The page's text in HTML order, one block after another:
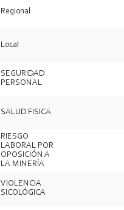
Regional
Local
SEGURIDAD
PERSONAL
SALUD FISICA
RIESGO
LABORAL POR
OPOSICIÓN A
LA MINERÍA
VIOLENCIA
SICOLÓGICA